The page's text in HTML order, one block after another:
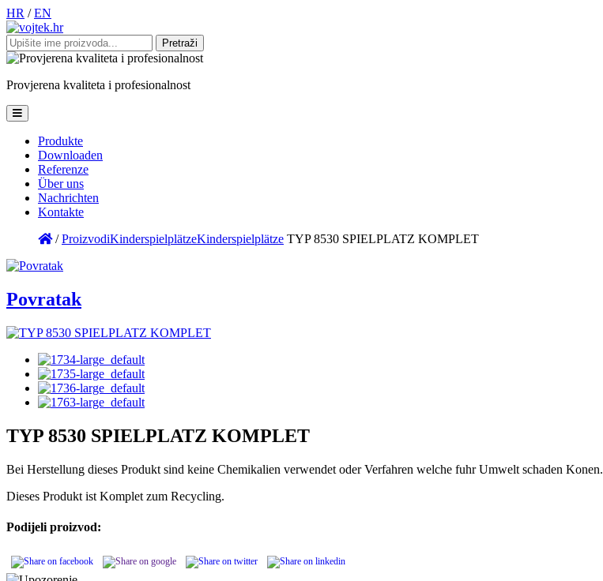
HR / EN
Pretraži:
Provjerena kvaliteta i profesionalnost
Produkte
Downloaden
Referenze
Über uns
Nachrichten
Kontakte
/ProizvodiKinderspielplätzeKinderspielplätze TYP 8530 SPIELPLATZ KOMPLET
Povratak
TYP 8530 SPIELPLATZ KOMPLET
Bei Herstellung dieses Produkt sind keine Chemikalien verwendet oder Verfahren welche fuhr Umwelt schaden Konen.
Dieses Produkt ist Komplet zum Recycling.
Podijeli proizvod: